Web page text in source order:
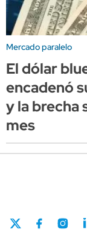
Mercado paralelo
El dólar
encadenó
y la brecha
mes